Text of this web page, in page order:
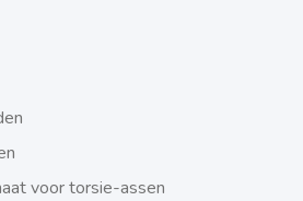
voor torsie-assen